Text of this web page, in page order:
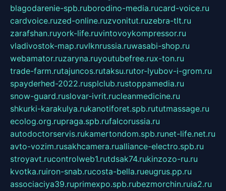
blagodarenie-spb.ruborodino-media.rucard-voice.ru
cardvoice.ruzed-online.ruzvonitut.ruzebra-tlt.ru
zarafshan.ruyork-life.ruvintovoykompressor.ru
vladivostok-map.ruvlknrussia.ruwasabi-shop.ru
webamator.ruzaryna.ruyoutubefree.rux-ton.ru
trade-farm.rutajuncos.rutaksu.rutor-lyubov-i-grom.ru
spayderhed-2022.rusplclub.rustoppamedia.ru
snow-guard.ruslovar-ivrit.rucleanmedicine.ru
shkurki-karakulya.rukanotiforet.spb.rututmassage.ru
ecolog.org.rupraga.spb.rufalcorussia.ru
autodoctorservis.rukamertondom.spb.runet-life.net.ru
avto-vozim.rusakhcamera.rualliance-electro.spb.ru
stroyavt.rucontrolweb1.rutdsak74.rukinzozo-ru.ru
kvotka.ruiron-snab.rucosta-bella.rueugrus.pp.ru
associaciya39.ruprimexpo.spb.rubezmorchin.ruia2.ru